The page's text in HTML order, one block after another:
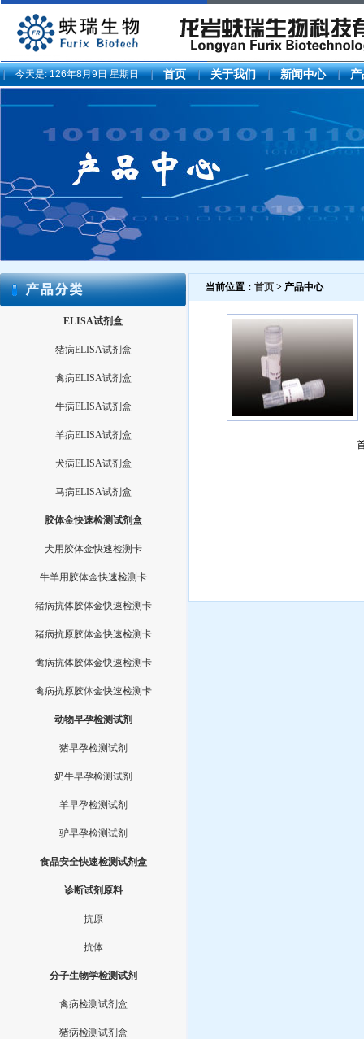
今天是:126年8月9日 星期日 首页 关于我们 新闻中心 产
ELISA试剂盒
猪病ELISA试剂盒
禽病ELISA试剂盒
牛病ELISA试剂盒
羊病ELISA试剂盒
犬病ELISA试剂盒
马病ELISA试剂盒
胶体金快速检测试剂盒
犬用胶体金快速检测卡
牛羊用胶体金快速检测卡
猪病抗体胶体金快速检测卡
猪病抗原胶体金快速检测卡
禽病抗体胶体金快速检测卡
禽病抗原胶体金快速检测卡
动物早孕检测试剂
猪早孕检测试剂
奶牛早孕检测试剂
羊早孕检测试剂
驴早孕检测试剂
食品安全快速检测试剂盒
诊断试剂原料
抗原
抗体
分子生物学检测试剂
禽病检测试剂盒
猪病检测试剂盒
当前位置： 首页 > 产品中心